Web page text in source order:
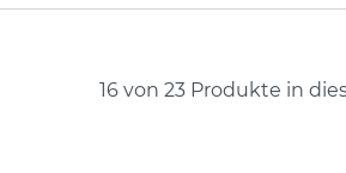
16 von 23 Produkte in